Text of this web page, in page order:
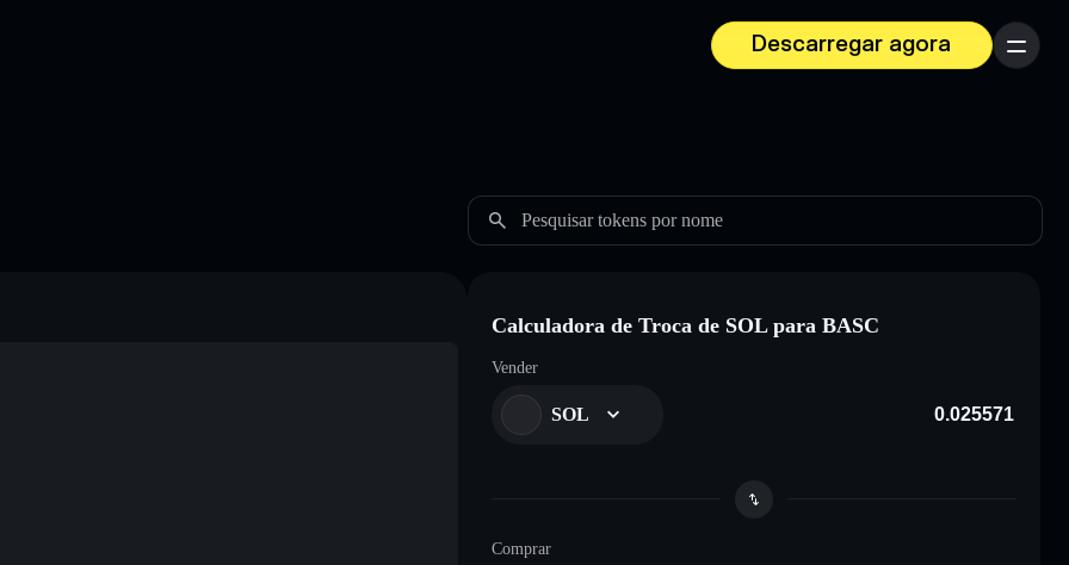
Descarregar agora
Menu
Pesquisar tokens por nome
Calculadora de Troca de SOL para BASC
Vender
SOL
Comprar